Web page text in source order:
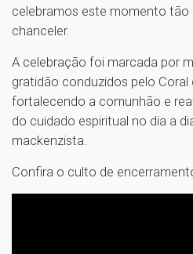
celebramos este momento tão
chanceler.
A celebração foi marcada por
gratidão conduzidos pelo Coral
fortalecendo a comunhão e
do cuidado espiritual no dia a
mackenzista.
Confira o culto de